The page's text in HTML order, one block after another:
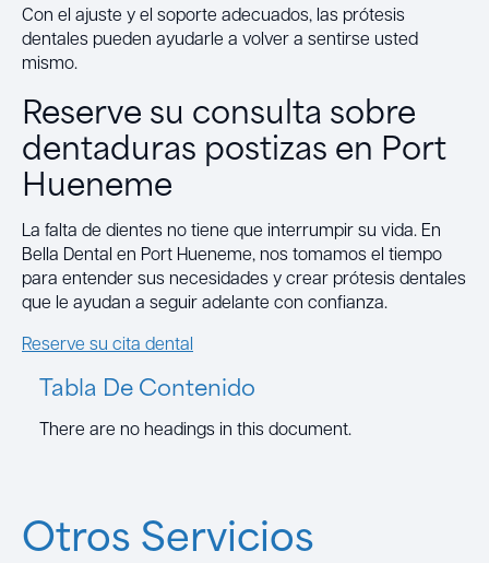
Con el ajuste y el soporte adecuados, las prótesis
dentales pueden ayudarle a volver a sentirse usted
mismo.
Reserve su consulta sobre
dentaduras postizas en Port
Hueneme
La falta de dientes no tiene que interrumpir su vida. En
Bella Dental en Port Hueneme, nos tomamos el tiempo
para entender sus necesidades y crear prótesis dentales
que le ayudan a seguir adelante con confianza.
Reserve su cita dental
Tabla De Contenido
There are no headings in this document.
Otros Servicios